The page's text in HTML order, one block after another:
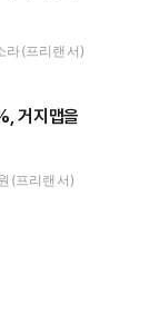
라(프리랜서)
거지맵을
(프리랜서)